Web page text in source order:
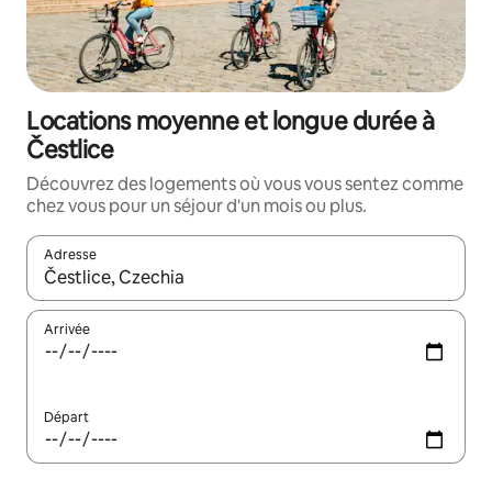
Locations moyenne et longue durée à
Čestlice
Découvrez des logements où vous vous sentez comme
chez vous pour un séjour d'un mois ou plus.
Adresse
Lorsque les résultats s'affichent, utilisez les flèches vers le
Arrivée
Départ